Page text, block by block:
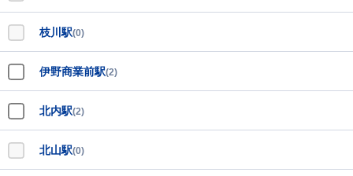
枝川駅(0)
伊野商業前駅(2)
北内駅(2)
北山駅(0)